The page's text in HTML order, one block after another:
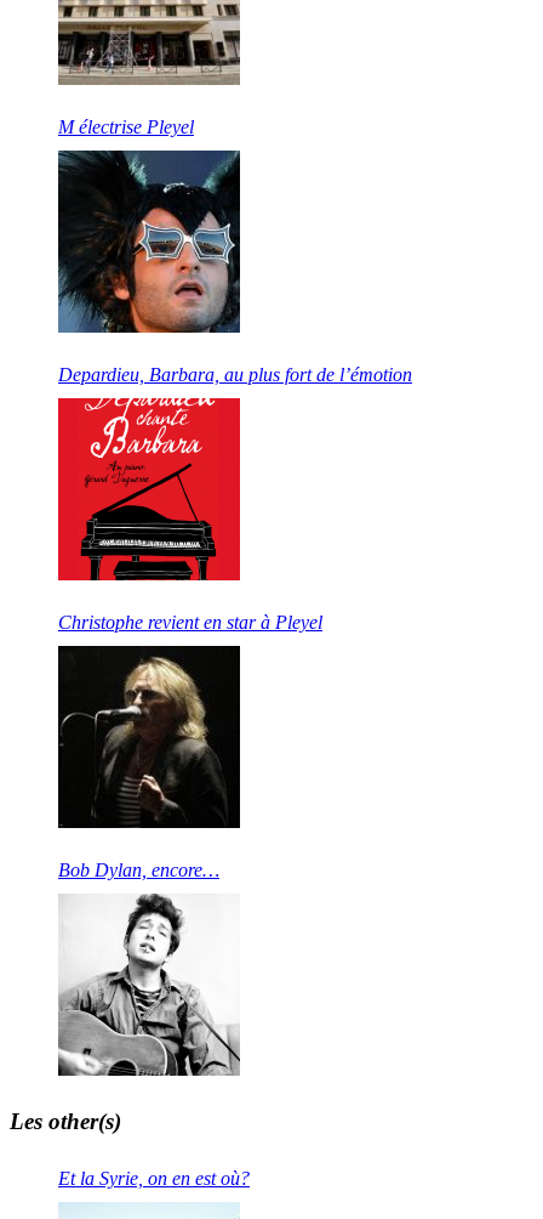
M électrise Pleyel
Depardieu, Barbara, au plus fort de l’émotion
Christophe revient en star à Pleyel
Bob Dylan, encore…
Les other(s)
Et la Syrie, on en est où?